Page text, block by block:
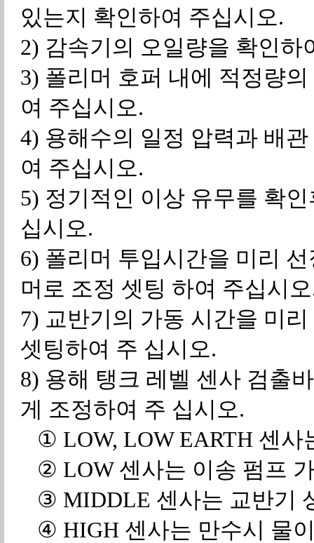
있는지 확인하여 주십시오.
2) 감속기의 오일량을 확인하
3) 폴리머 호퍼 내에 적정량
여 주십시오.
4) 용해수의 일정 압력과 배
여 주십시오.
5) 정기적인 이상 유무를 확
십시오.
6) 폴리머 투입시간을 미리
머로 조정 셋팅 하여 주십시
7) 교반기의 가동 시간을 미
셋팅하여 주 십시오.
8) 용해 탱크 레벨 센사 검출
게 조정하여 주 십시오.
① LOW, LOW EARTH 센사
② LOW 센사는 이송 펌프
③ MIDDLE 센사는 교반기
④ HIGH 센사는 만수시 물